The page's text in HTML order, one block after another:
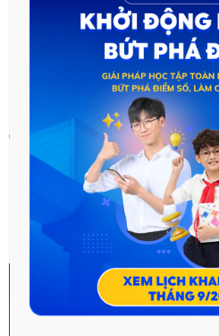
Chú ý, quan sát, liên tưởng, và
mà sự vật, sự việc, khách quan
Hy vọng với bài viết về miêu tả và
giúp ích cho các em trong quá trình